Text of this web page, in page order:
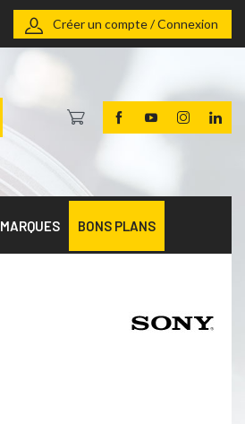
Créer un compte / Connexion
MARQUES BONS PLANS